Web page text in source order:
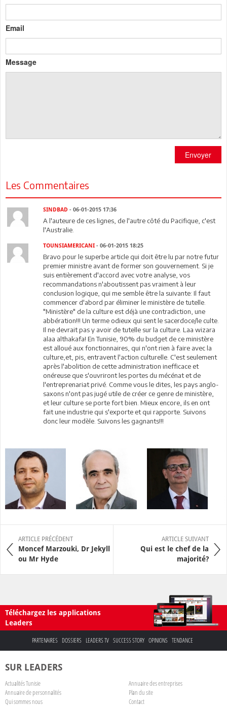
Email
Message
Envoyer
Les Commentaires
SINDBAD - 06-01-2015 17:36
A l'auteure de ces lignes, de l'autre côté du Pacifique, c'est
l'Australie.
TOUNSIAMERICANI - 06-01-2015 18:25
Bravo pour le superbe article qui doit être lu par notre futur
premier ministre avant de former son gouvernement. Si je
suis entièrement d'accord avec votre analyse, vos
recommandations n'aboutissent pas vraiment à leur
conclusion logique, qui me semble être la suivante: Il faut
commencer d'abord par éliminer le ministère de tutelle.
"Ministère" de la culture est déjà une contradiction, une
abbération!!! Un terme odieux qui sent le sacerdoce/le culte.
Il ne devrait pas y avoir de tutelle sur la culture. Laa wizara
alaa althakafa! En Tunisie, 90% du budget de ce ministère
est alloué aux fonctionnaires, qui n'ont rien à faire avec la
culture,et, pis, entravent l'action culturelle. C'est seulement
après l'abolition de cette administration inefficace et
onéreuse que s'ouvriront les portes du mécénat et de
l'entreprenariat privé. Comme vous le dites, les pays anglo-
saxons n'ont pas jugé utile de créer ce genre de ministère,
et leur culture se porte fort bien. Mieux encore, ils en ont
fait une industrie qui s'exporte et qui rapporte. Suivons
donc leur modèle. Suivons les gagnants!!!
ARTICLE PRÉCÉDENT
Moncef Marzouki, Dr Jekyll
ou Mr Hyde
ARTICLE SUIVANT
Qui est le chef de la
majorité?
Téléchargez les applications
Leaders
PARTENAIRES DOSSIERS LEADERS TV SUCCESS STORY OPINIONS TENDANCE
SUR LEADERS
Actualités Tunisie
Annuaire des entreprises
Annuaire de personnalités
Plan du site
Qui sommes nous
Contact